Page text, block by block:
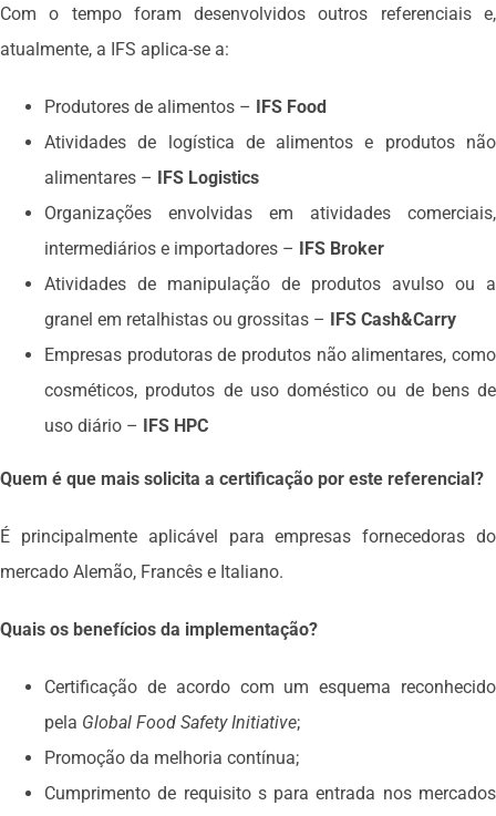
Com o tempo foram desenvolvidos outros referenciais e,
atualmente, a IFS aplica-se a:
Produtores de alimentos – IFS Food
Atividades de logística de alimentos e produtos não
alimentares – IFS Logistics
Organizações envolvidas em atividades comerciais,
intermediários e importadores – IFS Broker
Atividades de manipulação de produtos avulso ou a
granel em retalhistas ou grossitas – IFS Cash&Carry
Empresas produtoras de produtos não alimentares, como
cosméticos, produtos de uso doméstico ou de bens de
uso diário – IFS HPC
Quem é que mais solicita a certificação por este referencial?
É principalmente aplicável para empresas fornecedoras do
mercado Alemão, Francês e Italiano.
Quais os benefícios da implementação?
Certificação de acordo com um esquema reconhecido
pela Global Food Safety Initiative;
Promoção da melhoria contínua;
Cumprimento de requisito s para entrada nos mercados